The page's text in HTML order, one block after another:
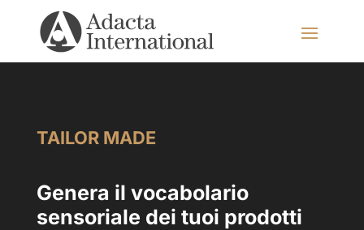
TAILOR MADE
Genera il vocabolario
sensoriale dei tuoi prodotti